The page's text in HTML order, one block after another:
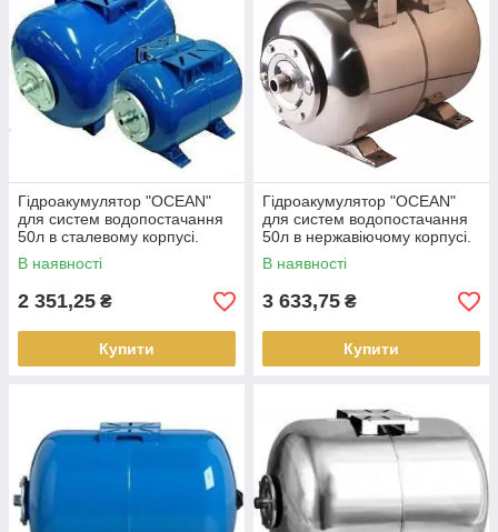
Гідроакумулятор "OCEAN"
для систем водопостачання
50л в сталевому корпусі.
В наявності
2 351,25 ₴
Купити
Гідроакумулятор "OCEAN"
для систем водопостачання
50л в нержавіючому корпусі.
В наявності
3 633,75 ₴
Купити